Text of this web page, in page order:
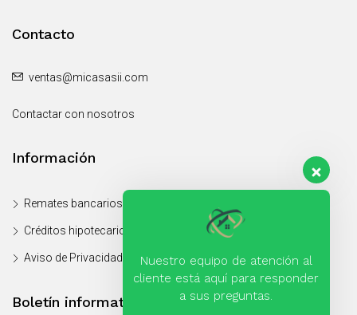
Contacto
ventas@micasasii.com
Contactar con nosotros
Información
Remates bancarios
Créditos hipotecarios
Aviso de Privacidad
Boletín informativo
Nuestro equipo de atención al
cliente está aquí para responder
a sus preguntas.